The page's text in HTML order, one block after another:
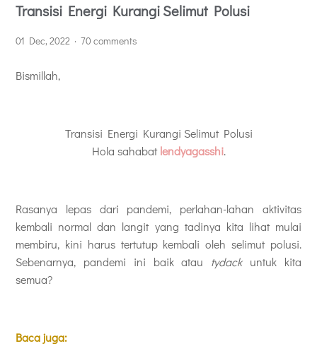
Transisi Energi Kurangi Selimut Polusi
01 Dec, 2022 70 comments
Bismillah,
Transisi Energi Kurangi Selimut Polusi
Hola sahabatlendyagasshi.
Rasanya lepas dari pandemi, perlahan-lahan aktivitas
kembali normal dan langit yang tadinya kita lihat mulai
membiru, kini harus tertutup kembali oleh selimut polusi.
Sebenarnya, pandemi ini baik atau tydackuntuk kita
semua?
Baca juga: